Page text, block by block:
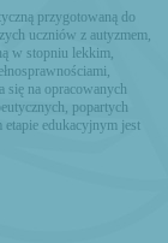
przygotowaną do
uczniów z autyzmem,
w stopniu lekkim,
na opracowanych
popartych
edukacyjnym jest